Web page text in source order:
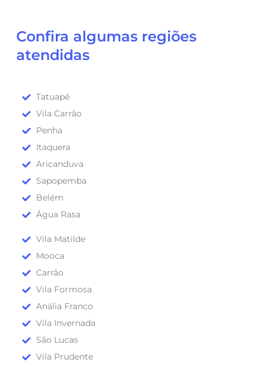
Confira algumas regiões
atendidas
Tatuapé
Vila Carrão
Penha
Itaquera
Aricanduva
Sapopemba
Belém
Água Rasa
Vila Matilde
Mooca
Carrão
Vila Formosa
Anália Franco
Vila Invernada
São Lucas
Vila Prudente